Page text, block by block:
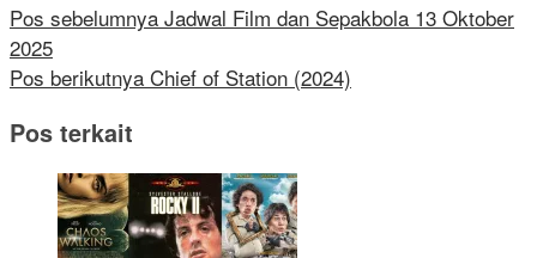
Pos sebelumnya Jadwal Film dan Sepakbola 13 Oktober
2025
Pos berikutnya Chief of Station (2024)
Pos terkait